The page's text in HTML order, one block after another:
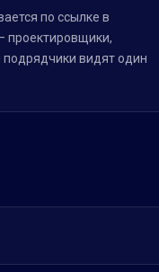
по ссылке в
проектировщики,
подрядчики видят один